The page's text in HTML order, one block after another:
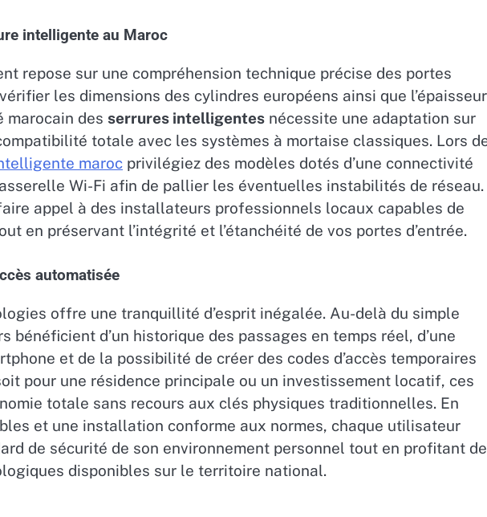
intelligente au Maroc
repose sur une compréhension technique précise des portes
les dimensions des cylindres européens ainsi que l’épaisseur
marocain des serrures intelligentes nécessite une adaptation sur
totale avec les systèmes à mortaise classiques. Lors
maroc privilégiez des modèles dotés d’une connectivité
Wi-Fi afin de pallier les éventuelles instabilités de réseau.
appel à des installateurs professionnels locaux capables de
en préservant l’intégrité et l’étanchéité de vos portes d’entrée.
automatisée
offre une tranquillité d’esprit inégalée. Au-delà du simple
d’un historique des passages en temps réel, d’une
et de la possibilité de créer des codes d’accès temporaires
pour une résidence principale ou un investissement locatif, ces
totale sans recours aux clés physiques traditionnelles. En
et une installation conforme aux normes, chaque utilisateur
de sécurité de son environnement personnel tout en profitant
disponibles sur le territoire national.